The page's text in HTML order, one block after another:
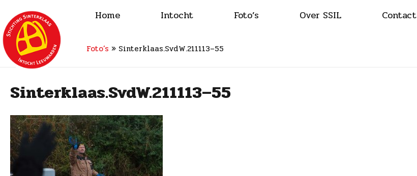
Home Intocht Foto’s Over SSIL Contact
Foto’s » Sinterklaas.SvdW.211113–55
Sinterklaas.SvdW.211113–55